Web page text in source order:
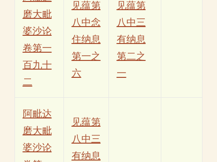
磨大毗
婆沙论
卷第一
百九十
二
见蕴第
八中念
住纳息
第一之
六
见蕴第
八中三
有纳息
第二之
一
阿毗达
磨大毗
婆沙论
见蕴第
八中三
有纳息